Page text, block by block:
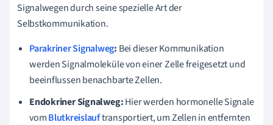
Signalwegen durch seine spezielle Art der
Selbstkommunikation.
Parakriner Signalweg: Bei dieser Kommunikation
werden Signalmoleküle von einer Zelle freigesetzt und
beeinflussen benachbarte Zellen.
Endokriner Signalweg:Hier werden hormonelle Signale
vomBlutkreislauftransportiert, um Zellen in entfernten